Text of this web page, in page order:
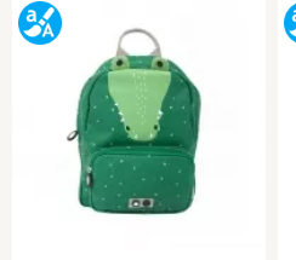
Uma divertida mochila de saco de
algodão orgânico para os mais
pequenos